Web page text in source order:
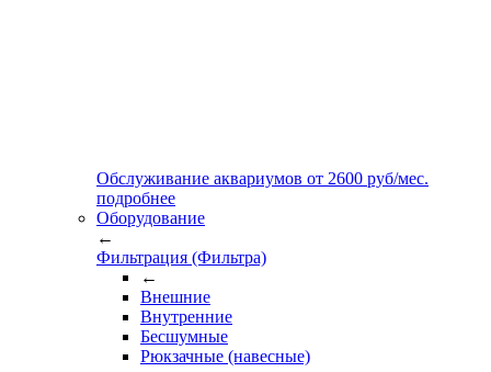
Обслуживание аквариумов от 2600 руб/мес.
подробнее
Оборудование
←
Фильтрация (Фильтра)
←
Внешние
Внутренние
Бесшумные
Рюкзачные (навесные)